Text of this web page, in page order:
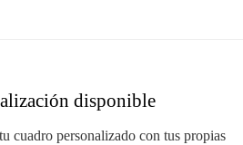
disponible
cuadro personalizado con tus propias